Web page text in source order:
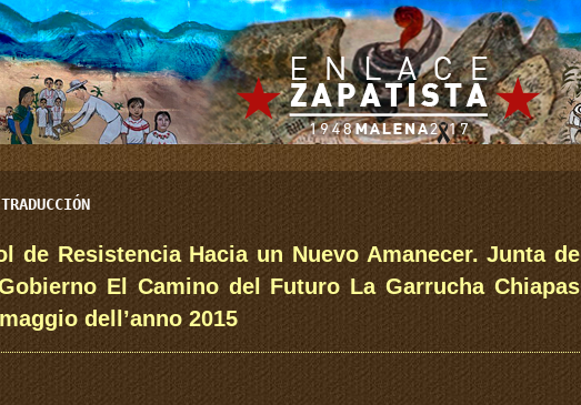
TRADUCCIÓN
de Resistencia Hacia un Nuevo Amanecer. Junta de
El Camino del Futuro La Garrucha Chiapas
dell’anno 2015